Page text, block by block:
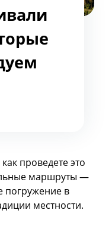
проведете это
маршруты —
погружение в
местности.